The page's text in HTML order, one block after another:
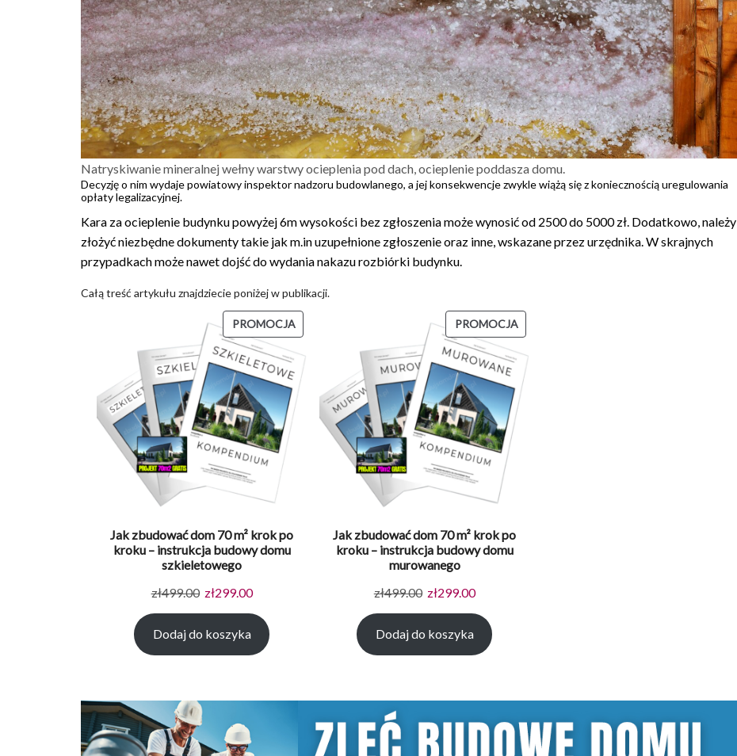
Natryskiwanie mineralnej wełny warstwy ocieplenia pod dach, ocieplenie poddasza domu.
Decyzję o nim wydaje powiatowy inspektor nadzoru budowlanego, a jej konsekwencje zwykle wiążą się z koniecznością uregulowania
opłaty legalizacyjnej.
Kara za ocieplenie budynku powyżej 6m wysokości bez zgłoszenia może wynosić od 2500 do 5000 zł. Dodatkowo, należy
złożyć niezbędne dokumenty takie jak m.in uzupełnione zgłoszenie oraz inne, wskazane przez urzędnika. W skrajnych
przypadkach może nawet dojść do wydania nakazu rozbiórki budynku.
Całą treść artykułu znajdziecie poniżej w publikacji.
PROMOCJAPRODUKT
PROMOCJI
Jak zbudować dom 70 m² krok po
kroku – instrukcja budowy domu
szkieletowego
zł499.00 Pierwotna
cena
wynosiła:
zł499.00.
zł299.00Aktualna
cena
wynosi:
zł299.00.
Dodaj do koszyka
PROMOCJAPRODUKT
PROMOCJI
Jak zbudować dom 70 m² krok po
kroku – instrukcja budowy domu
murowanego
zł499.00 Pierwotna
cena
wynosiła:
zł499.00.
zł299.00Aktualna
cena
wynosi:
zł299.00.
Dodaj do koszyka